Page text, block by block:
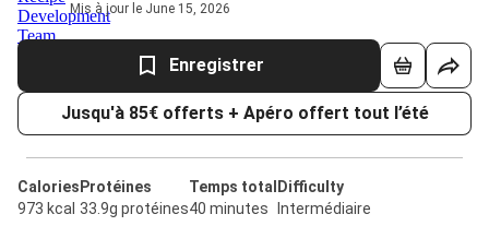
Mis à jour le June 15, 2026
Enregistrer
Jusqu'à 85€ offerts + Apéro offert tout l’été
Calories
973 kcal
Protéines
33.9g protéines
Temps total
40 minutes
Difficulty
Intermédiaire